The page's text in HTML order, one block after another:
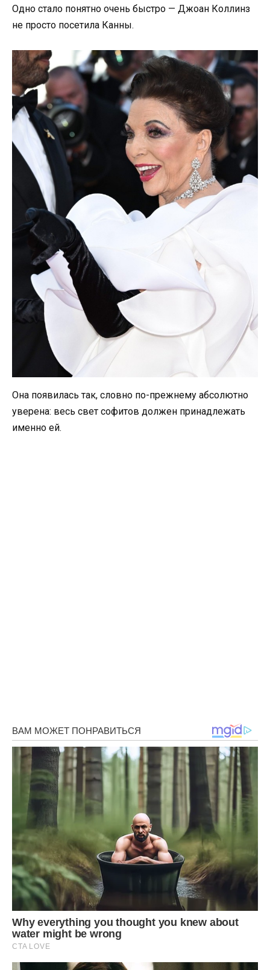
Одно стало понятно очень быстро — Джоан Коллинз
не просто посетила Канны.
Она появилась так, словно по-прежнему абсолютно
уверена: весь свет софитов должен принадлежать
именно ей.